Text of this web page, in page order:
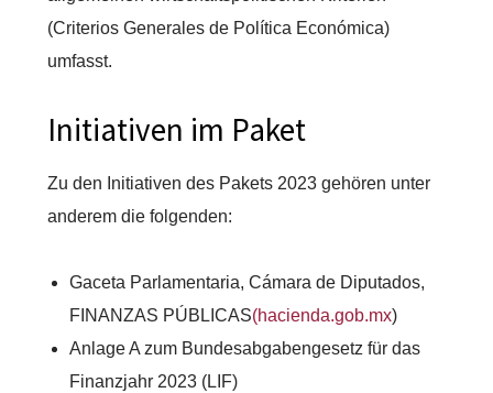
(Criterios Generales de Política Económica)
umfasst.
Initiativen im Paket
Zu den Initiativen des Pakets 2023 gehören unter
anderem die folgenden:
Gaceta Parlamentaria, Cámara de Diputados,
FINANZAS PÚBLICAS(hacienda.gob.mx)
Anlage A zum Bundesabgabengesetz für das
Finanzjahr 2023 (LIF)